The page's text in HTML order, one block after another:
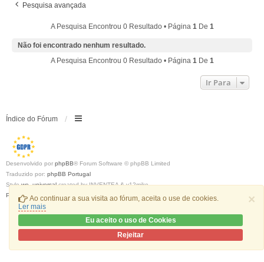
×
Ao continuar a sua visita ao fórum, aceita o use de cookies.
Ler mais
Eu aceito o uso de Cookies
Rejeitar
Pesquisa avançada
A Pesquisa Encontrou 0 Resultado • Página 1De 1
Não foi encontrado nenhum resultado.
A Pesquisa Encontrou 0 Resultado • Página 1De 1
Ir Para
Índice do Fórum
Desenvolvido por phpBB® Forum Software © phpBB Limited
Traduzido por: phpBB Portugal
Stylewe_universalcreated by INVENTEA & v12mike
Privacidade
Termos